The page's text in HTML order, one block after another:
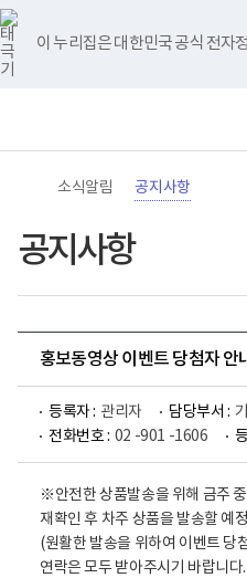
바
로
가
기
메
이 누리집은 대한민국 공식 전자
너
비
767px
이
하
영메
홈
소식알림 공지사항
공지사항
홍보동영상 이벤트 당첨자 안
등록자 : 관리자 담당부서 :
전화번호 : 02 -901 -1606
※안전한 상품발송을 위해 금주
재확인 후 차주 상품을 발송할 예
(원활한 발송을 위하여 이벤트 당
연락은 모두 받아주시기 바랍니다
유
튜
브
블
로
그
인
스
타
그
램
페
이
스
북